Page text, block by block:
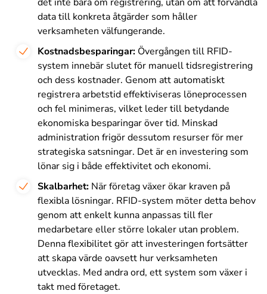
data till konkreta åtgärder som håller
verksamheten välfungerande.
Kostnadsbesparingar: Övergången till RFID-
system innebär slutet för manuell tidsregistrering
och dess kostnader. Genom att automatiskt
registrera arbetstid effektiviseras löneprocessen
och fel minimeras, vilket leder till betydande
ekonomiska besparingar över tid. Minskad
administration frigör dessutom resurser för mer
strategiska satsningar. Det är en investering som
lönar sig i både effektivitet och ekonomi.
Skalbarhet: När företag växer ökar kraven på
flexibla lösningar. RFID-system möter detta behov
genom att enkelt kunna anpassas till fler
medarbetare eller större lokaler utan problem.
Denna flexibilitet gör att investeringen fortsätter
att skapa värde oavsett hur verksamheten
utvecklas. Med andra ord, ett system som växer i
takt med företaget.